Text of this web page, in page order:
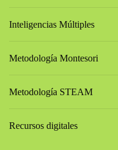
Inteligencias Múltiples
Metodología Montesori
Metodología STEAM
Recursos digitales